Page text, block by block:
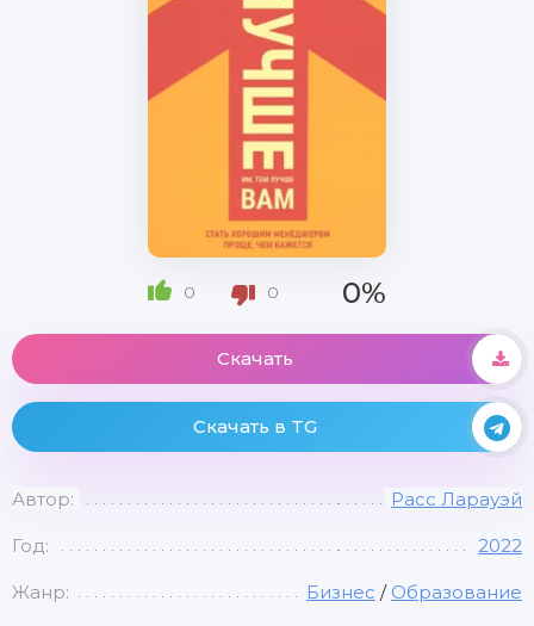
0 0 0%
Скачать
Скачать в TG
Автор: Расс Ларауэй
Год: 2022
Жанр: Бизнес / Образование